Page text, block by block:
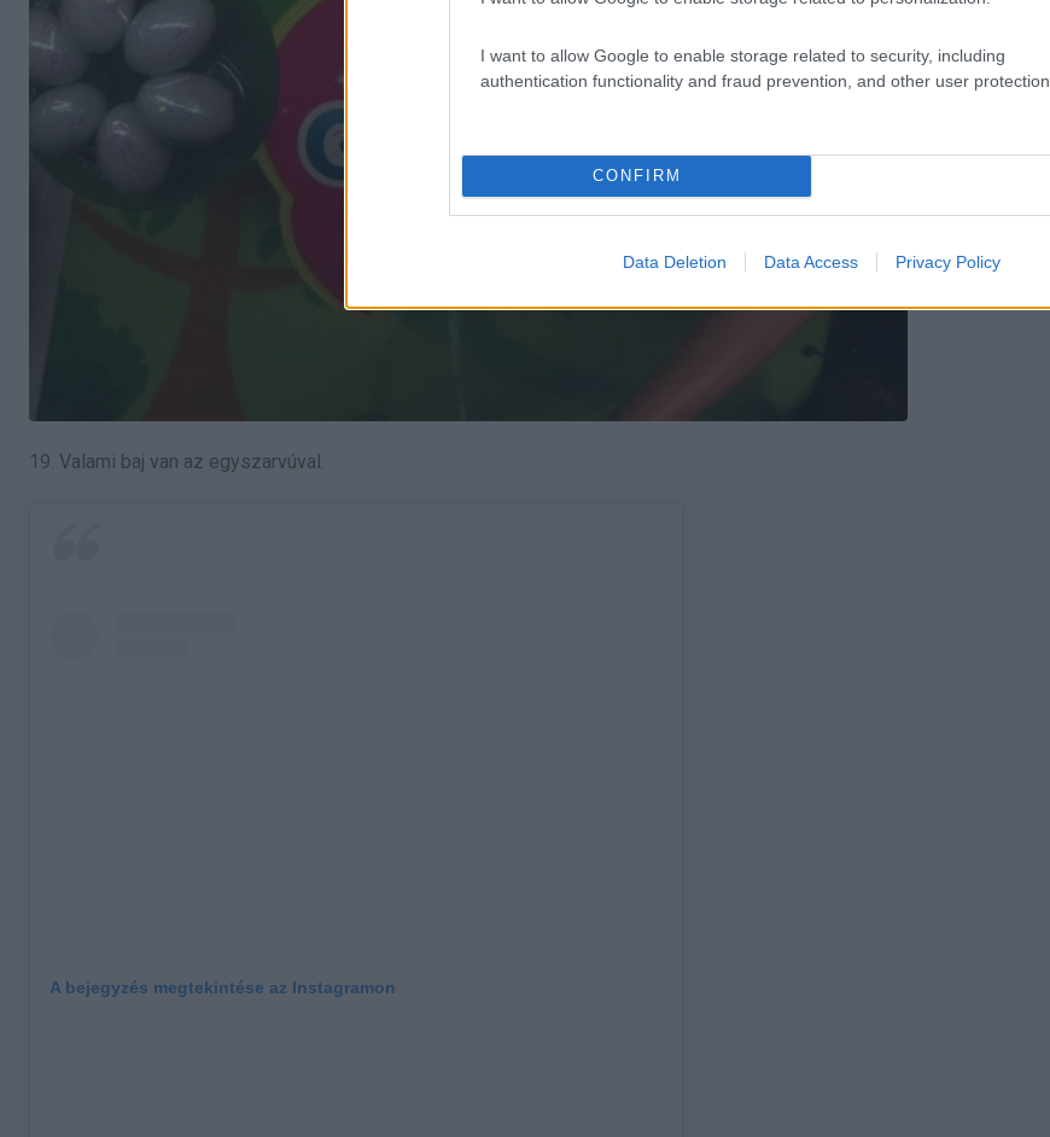
I want to allow Google to enable storage related to security, including
authentication functionality and fraud prevention, and other user protection.
CONFIRM
Data Deletion Data Access Privacy Policy
19. Valami baj van az egyszarvúval.
A bejegyzés megtekintése az Instagramon